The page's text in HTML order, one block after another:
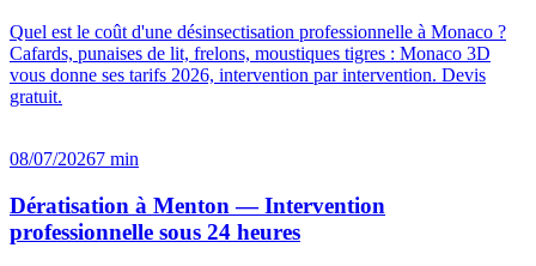
Quel est le coût d'une désinsectisation professionnelle à Monaco ?
Cafards, punaises de lit, frelons, moustiques tigres : Monaco 3D
vous donne ses tarifs 2026, intervention par intervention. Devis
gratuit.
08/07/20267 min
Dératisation à Menton — Intervention
professionnelle sous 24 heures